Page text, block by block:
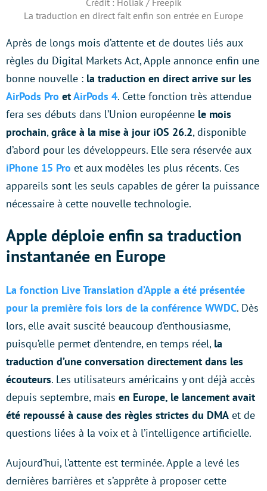
Crédit : Holiak / Freepik
La traduction en direct fait enfin son entrée en Europe
Après de longs mois d’attente et de doutes liés aux
règles du Digital Markets Act, Apple annonce enfin une
bonne nouvelle : la traduction en direct arrive sur les
AirPods Pro etAirPods 4. Cette fonction très attendue
fera ses débuts dans l’Union européenne le mois
prochain,grâce à la mise à jour iOS 26.2, disponible
d’abord pour les développeurs. Elle sera réservée aux
iPhone 15 Pro et aux modèles les plus récents. Ces
appareils sont les seuls capables de gérer la puissance
nécessaire à cette nouvelle technologie.
Apple déploie enfin sa traduction
instantanée en Europe
La fonction Live Translation d’Apple a été présentée
pour la première fois lors de la conférence WWDC. Dès
lors, elle avait suscité beaucoup d’enthousiasme,
puisqu’elle permet d’entendre, en temps réel, la
traduction d’une conversation directement dans les
écouteurs. Les utilisateurs américains y ont déjà accès
depuis septembre, mais en Europe, le lancement avait
été repoussé à cause des règles strictes du DMA et de
questions liées à la voix et à l’intelligence artificielle.
Aujourd’hui, l’attente est terminée. Apple a levé les
dernières barrières et s’apprête à proposer cette